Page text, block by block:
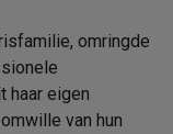
omringde
haar eigen
van hun